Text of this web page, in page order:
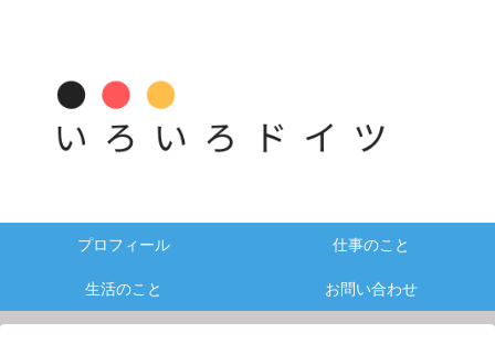
プロフィール 仕事のこと
生活のこと お問い合わせ